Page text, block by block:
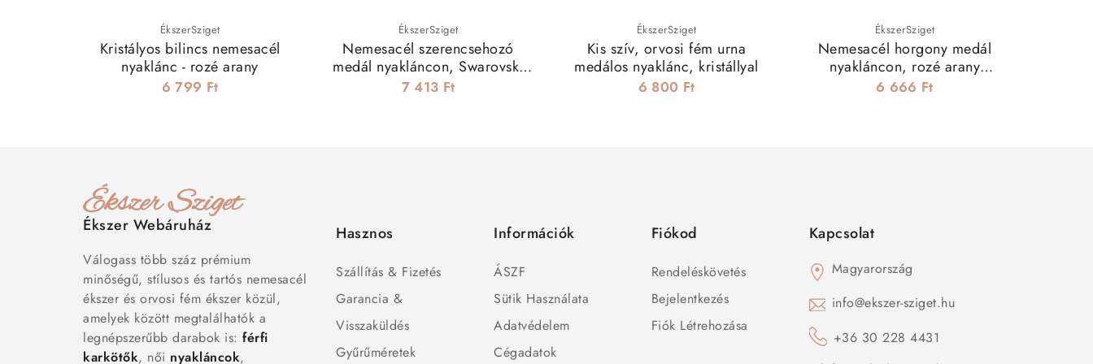
ÉkszerSziget
Kristályos bilincs nemesacél
nyaklánc - rozé arany
6 799 Ft
ÉkszerSziget
Nemesacél szerencsehozó
medál nyakláncon, Swarovski
kristállyal - Pezsgőszín
7 413 Ft
ÉkszerSziget
Kis szív, orvosi fém urna
medálos nyaklánc, kristállyal
6 800 Ft
ÉkszerSziget
Nemesacél horgony medál
nyakláncon, rozé arany
bevonattal
6 666 Ft
Ékszer Webáruház
Válogass több száz prémium
minőségű, stílusos és tartós nemesacél
ékszer és orvosi fém ékszer közül,
amelyek között megtalálhatók a
legnépszerűbb darabok is: férfi
karkötők, női nyakláncok,
Hasznos
Szállítás & Fizetés
Garancia &
Visszaküldés
Gyűrűméretek
Információk
ÁSZF
Sütik Használata
Adatvédelem
Cégadatok
Fiókod
Rendeléskövetés
Bejelentkezés
Fiók Létrehozása
Kapcsolat
Magyarország
info@ekszer-sziget.hu
+36 30 228 4431